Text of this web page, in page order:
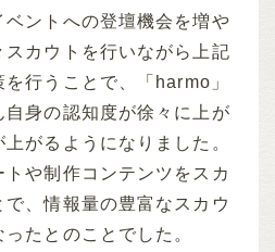
ントへの登壇機会を増や
スカウトを行いながら上記
行うことで、「harmo」
自身の認知度が徐々に上が
がるようになりました。
や制作コンテンツをスカ
、情報量の豊富なスカウ
たとのことでした。